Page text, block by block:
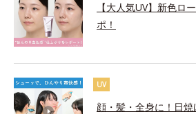
【大人気UV】新色ロ
ポ！
UV
顔・髪・全身に！日